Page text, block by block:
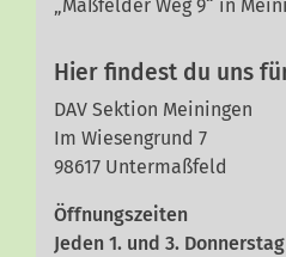
„Maßfelder Weg 9“ in
Hier findest du uns
DAV Sektion Meiningen
Im Wiesengrund 7
98617 Untermaßfeld
Öffnungszeiten
Jeden 1. und 3.